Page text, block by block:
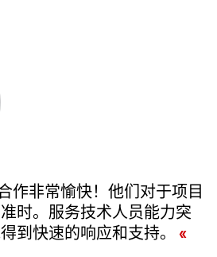
作非常愉快！他们对于项目
时。服务技术人员能力突
到快速的响应和支持。